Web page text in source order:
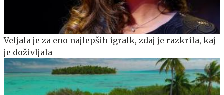
Veljala je za eno najlepših igralk, zdaj je razkrila, kaj
je doživljala